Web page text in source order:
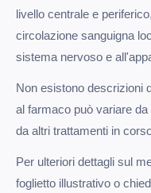
livello centrale e
circolazione sanguigna
sistema nervoso e
Non esistono descrizioni
al farmaco può variare
da altri trattamenti in
Per ulteriori dettagli sul
foglietto illustrativo o